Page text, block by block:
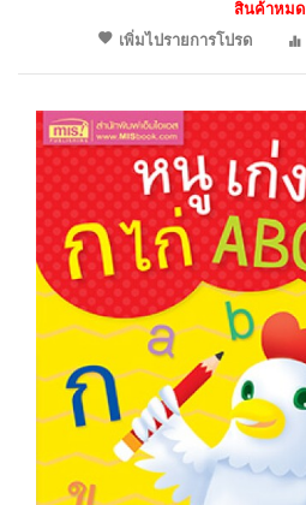
สินค้าหมด
เพิ่มไปรายการโปรด